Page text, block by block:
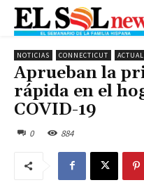
NOTICIAS CONNECTICUT
Aprueban la
rápida en el
COVID-19
0 884